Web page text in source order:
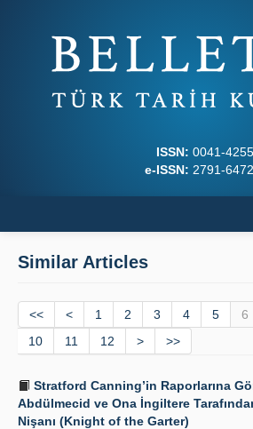
ISSN: 0041-4255
e-ISSN: 2791-6472
Journal Boards
Writing Rules
Principles
Publication Policies
Similar Articles
<< < 1 2 3 4 5 6
10
11 12 > >>
Stratford Canning’in Raporlarına
Abdülmecid ve Ona İngiltere
Nişanı (Knight of the Garter)